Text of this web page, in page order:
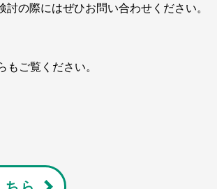
の際にはぜひお問い合わせください。
ご覧ください。